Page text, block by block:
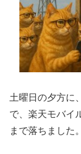
土曜日の夕方に
で、楽天モバイ
まで落ちました。